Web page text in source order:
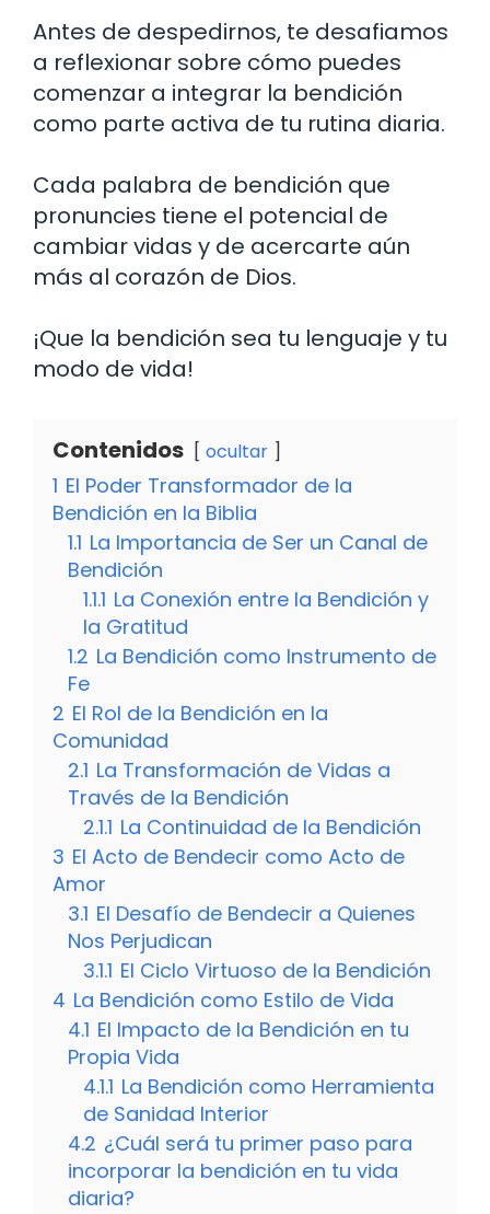
Antes de despedirnos, te desafiamos
a reflexionar sobre cómo puedes
comenzar a integrar la bendición
como parte activa de tu rutina diaria.
Cada palabra de bendición que
pronuncies tiene el potencial de
cambiar vidas y de acercarte aún
más al corazón de Dios.
¡Que la bendición sea tu lenguaje y tu
modo de vida!
Contenidos ocultar
1 El Poder Transformador de la
Bendición en la Biblia
1.1 La Importancia de Ser un Canal de
Bendición
1.1.1 La Conexión entre la Bendición y
la Gratitud
1.2 La Bendición como Instrumento de
Fe
2 El Rol de la Bendición en la
Comunidad
2.1 La Transformación de Vidas a
Través de la Bendición
2.1.1 La Continuidad de la Bendición
3 El Acto de Bendecir como Acto de
Amor
3.1 El Desafío de Bendecir a Quienes
Nos Perjudican
3.1.1 El Ciclo Virtuoso de la Bendición
4 La Bendición como Estilo de Vida
4.1 El Impacto de la Bendición en tu
Propia Vida
4.1.1 La Bendición como Herramienta
de Sanidad Interior
4.2 ¿Cuál será tu primer paso para
incorporar la bendición en tu vida
diaria?